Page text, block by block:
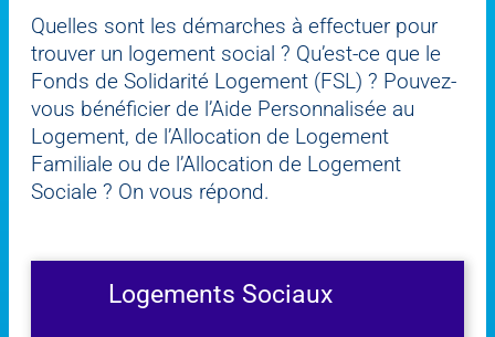
Quelles sont les démarches à effectuer pour
trouver un logement social ? Qu’est-ce que le
Fonds de Solidarité Logement (FSL) ? Pouvez-
vous bénéficier de l’Aide Personnalisée au
Logement, de l’Allocation de Logement
Familiale ou de l’Allocation de Logement
Sociale ? On vous répond.
Logements Sociaux